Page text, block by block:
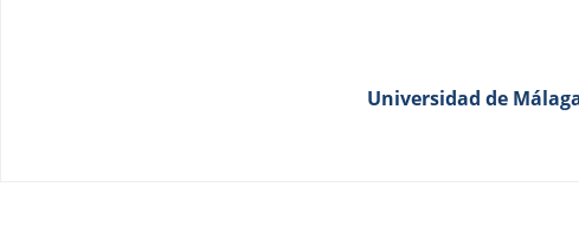
Universidad de Málaga